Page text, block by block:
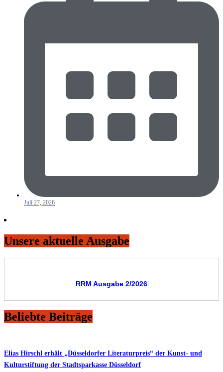
Juli 27, 2026
Unsere aktuelle Ausgabe
RRM Ausgabe 2/2026
Beliebte Beiträge
Elias Hirschl erhält „Düsseldorfer Literaturpreis“ der Kunst- und
Kulturstiftung der Stadtsparkasse Düsseldorf